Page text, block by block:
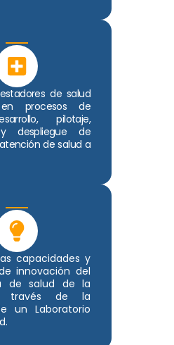
de salud
en procesos de
pilotaje,
despliegue de
de salud a
capacidades y
innovación del
de salud de la
través de la
un Laboratorio